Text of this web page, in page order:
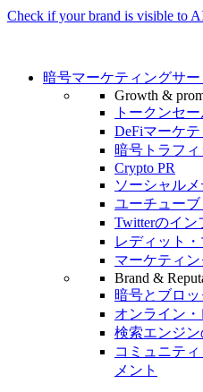
Check if your brand is visible to
暗号マーケティングサー
Growth &
トークンセ
DeFiマーケ
暗号トラフィ
Crypto PR
ソーシャル
ユーチュー
Twitterのイン
レディット
マーケティ
Brand &
暗号とブロ
オンライン
検索エンジ
コミュニテ
メント